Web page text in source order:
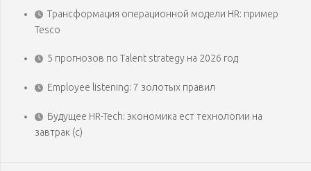
Трансформация операционной модели HR: пример
Tesco
5 прогнозов по Talent strategy на 2026 год
Employee listening: 7 золотых правил
Будущее HR-Tech: экономика ест технологии на
завтрак (с)